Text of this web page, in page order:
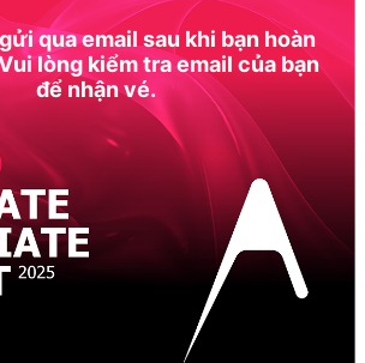
qua email sau khi bạn hoàn
lòng kiểm tra email của bạn
để nhận vé.